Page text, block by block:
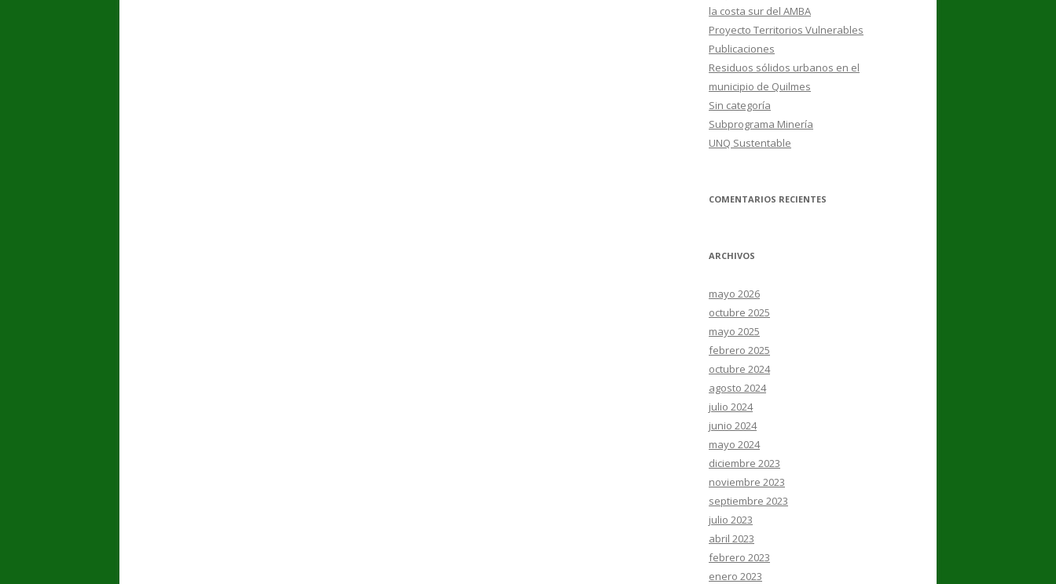
la costa sur del AMBA
Proyecto Territorios Vulnerables
Publicaciones
Residuos sólidos urbanos en el
municipio de Quilmes
Sin categoría
Subprograma Minería
UNQ Sustentable
COMENTARIOS RECIENTES
ARCHIVOS
mayo 2026
octubre 2025
mayo 2025
febrero 2025
octubre 2024
agosto 2024
julio 2024
junio 2024
mayo 2024
diciembre 2023
noviembre 2023
septiembre 2023
julio 2023
abril 2023
febrero 2023
enero 2023